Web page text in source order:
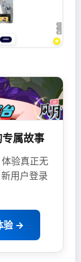
属故事
验真正无
用户登录
验 →